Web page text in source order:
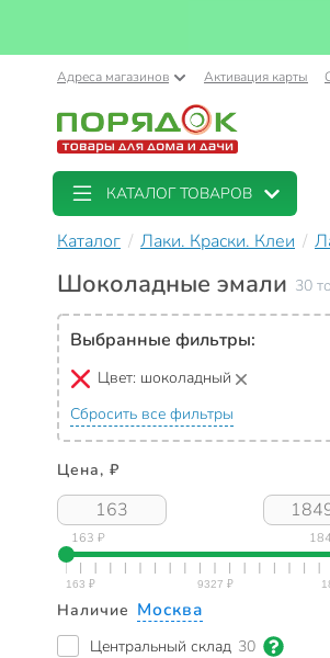
Адреса магазинов Активация карты
КАТАЛОГ ТОВАРОВ
Каталог Лаки. Краски. Клеи
Шоколадные эмали 30
Выбранные фильтры:
Цвет: шоколадный
Сбросить все фильтры
Цена, ₽
163 ₽
Наличие Москва
Центральный склад 30